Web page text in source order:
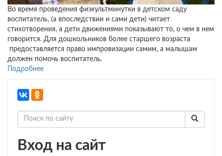
Во время проведения физкультминутки в детском саду
воспитатель, (а впоследствии и сами дети) читает
стихотворения, а дети движениями показывают то, о чем в нем
говорится. Для дошкольников более старшего возраста
предоставляется право импровизации самим, а малышам
должен помочь воспитатель.
Подробнее
Физкультминутка
детском
саду
Вход на сайт